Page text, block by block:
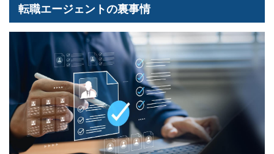
転職エージェントの裏事情